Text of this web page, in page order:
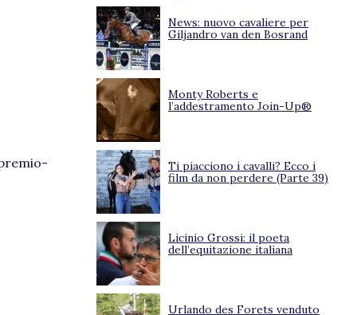
News: nuovo cavaliere per
Giljandro van den Bosrand
Monty Roberts e
l’addestramento Join-Up®
Ti piacciono i cavalli? Ecco i
film da non perdere (Parte 39)
Licinio Grossi: il poeta
dell’equitazione italiana
Urlando des Forets venduto